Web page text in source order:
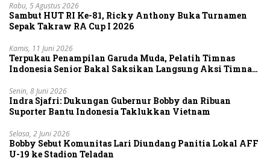
Rabu, 5 Agustus 2026
Sambut HUT RI Ke-81, Ricky Anthony Buka Turnamen
Sepak Takraw RA Cup I 2026
Kamis, 11 Juni 2026
Terpukau Penampilan Garuda Muda, Pelatih Timnas
Indonesia Senior Bakal Saksikan Langsung Aksi Timnas
Senin, 8 Juni 2026
Indra Sjafri: Dukungan Gubernur Bobby dan Ribuan
Suporter Bantu Indonesia Taklukkan Vietnam
Selasa, 2 Juni 2026
Bobby Sebut Komunitas Lari Diundang Panitia Lokal AFF
U-19 ke Stadion Teladan